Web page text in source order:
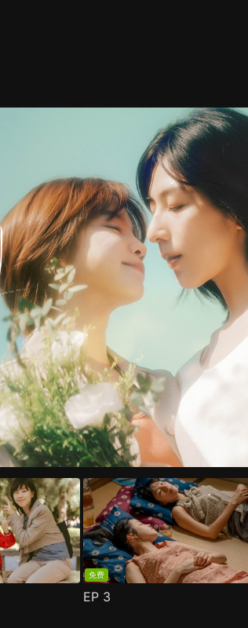
免费
EP 3